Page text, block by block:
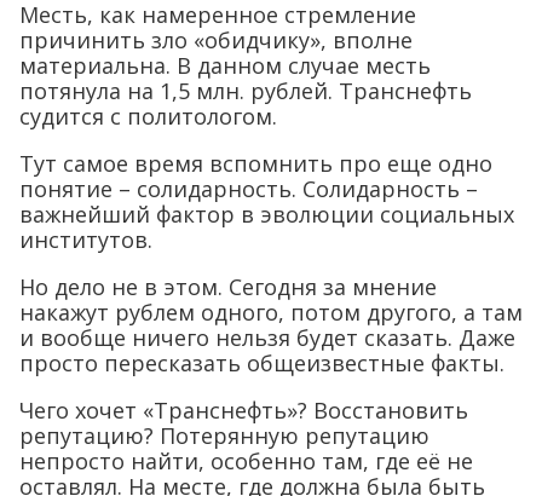
Месть, как намеренное стремление
причинить зло «обидчику», вполне
материальна. В данном случае месть
потянула на 1,5 млн. рублей. Транснефть
судится с политологом.
Тут самое время вспомнить про еще одно
понятие – солидарность. Солидарность –
важнейший фактор в эволюции социальных
институтов.
Но дело не в этом. Сегодня за мнение
накажут рублем одного, потом другого, а там
и вообще ничего нельзя будет сказать. Даже
просто пересказать общеизвестные факты.
Чего хочет «Транснефть»? Восстановить
репутацию? Потерянную репутацию
непросто найти, особенно там, где её не
оставлял. На месте, где должна была быть